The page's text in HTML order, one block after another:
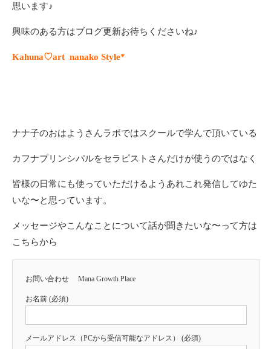
思います♪
興味のある方はブログ更新お待ちくださいね♪
Kahuna♡art nanako Style*
ナナ子のおはようさんラボではスクールで学んで頂いている
カフナプリンシパルをセラピストさんだけが使うのではなく
皆様の日常にも使っていただけるようあれこれ発信してゆた
いな〜と思っています。
メッセージやこんなことについて話が聞きたいな〜って方は
こちらから
お問い合わせ Mana Growth Place
お名前 (必須)
メールアドレス（PCから受信可能なアドレス） (必須)